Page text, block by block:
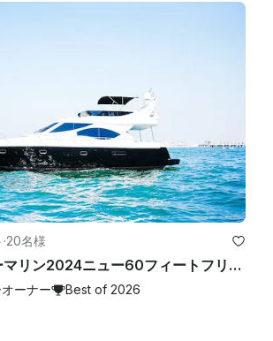
ドシステム
ビス（
加料金）: - お食事とケータリングのオプショ
ツアクティビティ
·20名様
ラグジュアリーマリン2024ニュー60フィートフリージェットスキードバイの広々としたサンデッキベストオファー
ーナー Best of 2026